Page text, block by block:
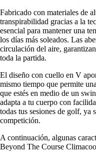
Fabricado con materiales de
transpirabilidad gracias a la
esencial para mantener una
los días más soleados. Las
circulación del aire,
toda la partida.
El diseño con cuello en V
mismo tiempo que permite
que estés en medio de un
adapta a tu cuerpo con
todas tus sesiones de golf, ya
competición.
A continuación, algunas
Beyond The Course